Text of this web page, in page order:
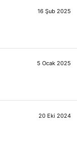
16 Şub 2025
5 Ocak 2025
20 Eki 2024